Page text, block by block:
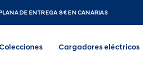
DE ENTREGA 8€ EN CANARIAS
Colecciones Cargadores eléctricos